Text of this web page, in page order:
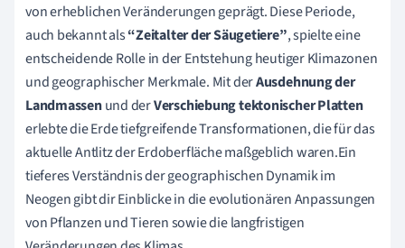
von erheblichen Veränderungen geprägt. Diese Periode,
auch bekannt als“Zeitalter der Säugetiere”, spielte eine
entscheidende Rolle in der Entstehung heutiger Klimazonen
und geographischer Merkmale. Mit derAusdehnung der
Landmassenund derVerschiebung tektonischer Platten
erlebte die Erde tiefgreifende Transformationen, die für das
aktuelle Antlitz der Erdoberfläche maßgeblich waren.Ein
tieferes Verständnis der geographischen Dynamik im
Neogen gibt dir Einblicke in die evolutionären Anpassungen
von Pflanzen und Tieren sowie die langfristigen